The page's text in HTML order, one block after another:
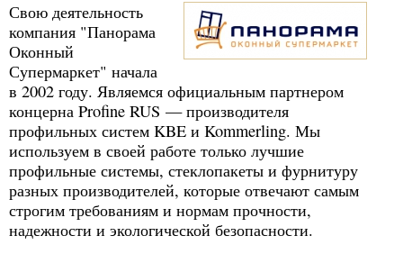
Свою деятельность
компания "Панорама
Оконный
Супермаркет" начала
в 2002 году. Являемся официальным партнером
концерна Profine RUS — производителя
профильных систем KBE и Kommerling. Мы
используем в своей работе только лучшие
профильные системы, стеклопакеты и фурнитуру
разных производителей, которые отвечают самым
строгим требованиям и нормам прочности,
надежности и экологической безопасности.